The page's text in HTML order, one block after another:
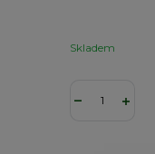
Skladem